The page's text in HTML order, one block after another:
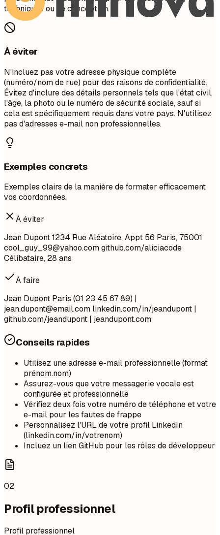
techniques ou de conception.
À éviter
N'incluez pas votre adresse physique complète
(numéro/nom de rue) pour des raisons de confidentialité.
Évitez d'inclure des détails personnels tels que l'état civil,
l'âge, la photo ou le numéro de sécurité sociale, sauf si
cela est spécifiquement requis dans votre pays. N'utilisez
pas d'adresses e-mail non professionnelles.
Exemples concrets
Exemples clairs de la manière de formater efficacement
vos coordonnées.
À éviter
Jean Dupont 1234 Rue Aléatoire, Appt 56 Paris, 75001
cool_guy_99@yahoo.comgithub.com/aliciacode
Célibataire, 28 ans
À faire
Jean Dupont Paris (01 23 45 67 89) |
jean.dupont@email.com linkedin.com/in/jeandupont |
github.com/jeandupont | jeandupont.com
Conseils rapides
Utilisez une adresse e-mail professionnelle (format
prénom.nom)
Assurez-vous que votre messagerie vocale est
configurée et professionnelle
Vérifiez deux fois votre numéro de téléphone et votre
e-mail pour les fautes de frappe
Personnalisez l'URL de votre profil LinkedIn
(linkedin.com/in/votrenom)
Incluez un lien GitHub pour les rôles de développeur
02
Profil professionnel
Profil professionnel